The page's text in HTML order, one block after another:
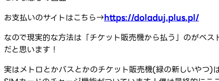
お支払いのサイトはこちら→https://doladuj.plus.pl/
なので現実的な方法は「チケット販売機から払う」のがベス
だと思います！
実はメトロとかバスとかのチケット販売機(緑の新しいやつ)